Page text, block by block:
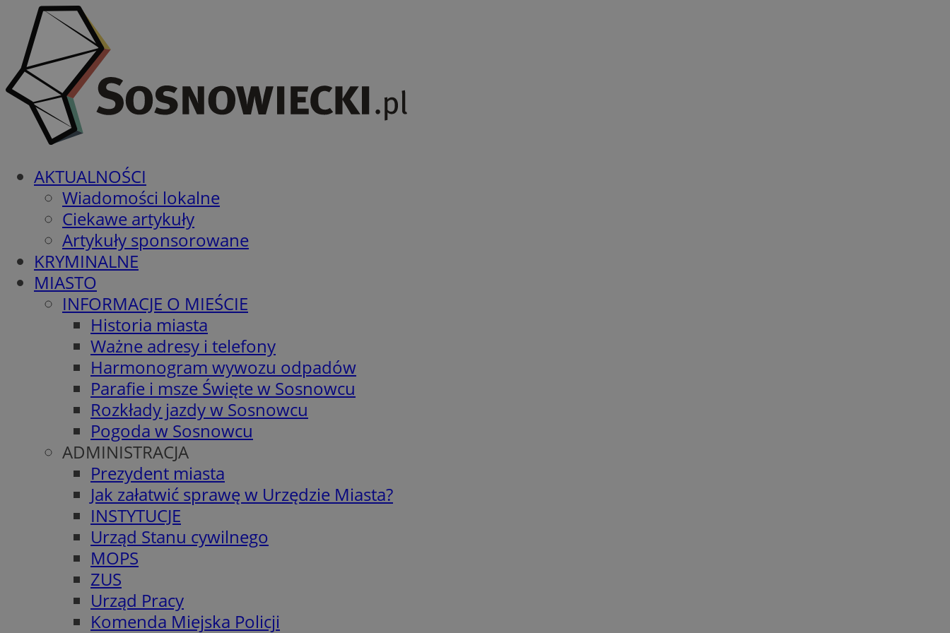
AKTUALNOŚCI
Wiadomości lokalne
Ciekawe artykuły
Artykuły sponsorowane
KRYMINALNE
MIASTO
INFORMACJE O MIEŚCIE
Historia miasta
Ważne adresy i telefony
Harmonogram wywozu odpadów
Parafie i msze Święte w Sosnowcu
Rozkłady jazdy w Sosnowcu
Pogoda w Sosnowcu
ADMINISTRACJA
Prezydent miasta
Jak załatwić sprawę w Urzędzie Miasta?
INSTYTUCJE
Urząd Stanu cywilnego
MOPS
ZUS
Urząd Pracy
Komenda Miejska Policji